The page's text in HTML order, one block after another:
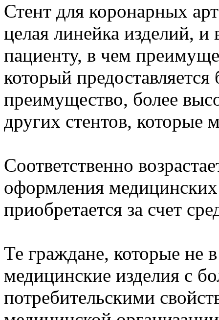
Стент для коронарных
целая линейка изделий,
пациенту, в чем
который
преимущество, более
других стентов, которые
Соответственно
оформления
приобретается за счет
Те граждане, которые не
медицинские изделия с
потребительскими